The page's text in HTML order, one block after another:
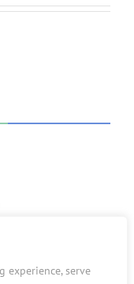
experience, serve